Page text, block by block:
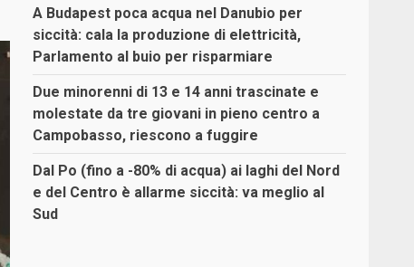
A Budapest poca acqua nel Danubio per
siccità: cala la produzione di elettricità,
Parlamento al buio per risparmiare
Due minorenni di 13 e 14 anni trascinate e
molestate da tre giovani in pieno centro a
Campobasso, riescono a fuggire
Dal Po (fino a -80% di acqua) ai laghi del Nord
e del Centro è allarme siccità: va meglio al
Sud